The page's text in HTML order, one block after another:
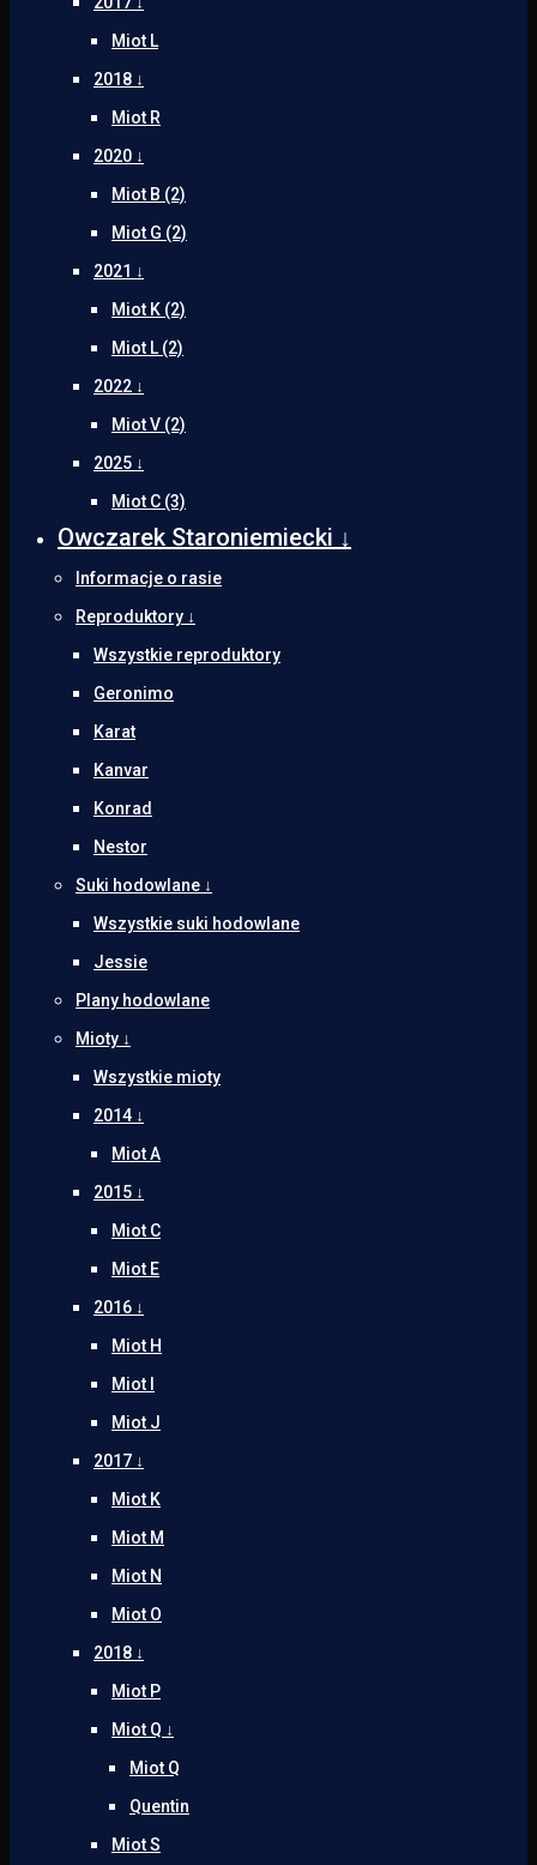
Miot L
2018 ↓
Miot R
2020 ↓
Miot B (2)
Miot G (2)
2021 ↓
Miot K (2)
Miot L (2)
2022 ↓
Miot V (2)
2025 ↓
Miot C (3)
Owczarek Staroniemiecki ↓
Informacje o rasie
Reproduktory ↓
Wszystkie reproduktory
Geronimo
Karat
Kanvar
Konrad
Nestor
Suki hodowlane ↓
Wszystkie suki hodowlane
Jessie
Plany hodowlane
Mioty ↓
Wszystkie mioty
2014 ↓
Miot A
2015 ↓
Miot C
Miot E
2016 ↓
Miot H
Miot I
Miot J
2017 ↓
Miot K
Miot M
Miot N
Miot O
2018 ↓
Miot P
Miot Q ↓
Miot Q
Quentin
Miot S